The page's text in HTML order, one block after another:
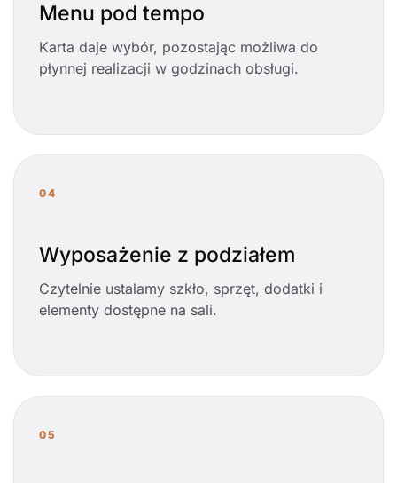
Menu pod tempo
Karta daje wybór, pozostając możliwa do
płynnej realizacji w godzinach obsługi.
04
Wyposażenie z podziałem
Czytelnie ustalamy szkło, sprzęt, dodatki i
elementy dostępne na sali.
05